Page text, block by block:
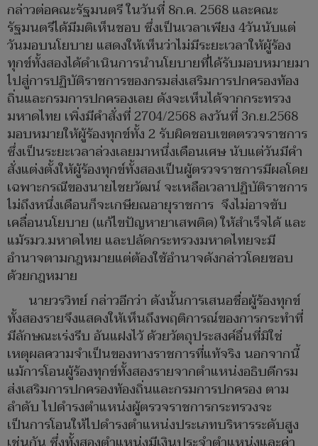
กล่าวต่อคณะรัฐมนตรี ในวันที่ 8ก.ค. 2568 และคณะ
รัฐมนตรีได้มีมติเห็นชอบ ซึ่งเป็นเวลาเพียง 4วันนับแต่
วันมอบนโยบาย แสดงให้เห็นว่าไม่มีระยะเวลาให้ผู้ร้อง
ทุกข์ทั้งสองได้ดำเนินการนำนโยบายที่ได้รับมอบหมายมา
ไปสู่การปฏิบัติราชการของกรมส่งเสริมการปกครองท้อง
ถิ่นและกรมการปกครองเลย ดังจะเห็นได้จากกระทรวง
มหาดไทย เพิ่งมีคำสั่งที่ 2704/2568 ลงวันที่ 3ก.ย.2568
มอบหมายให้ผู้ร้องทุกข์ทั้ง 2 รับผิดชอบเขตตรวจราชการ
ซึ่งเป็นระยะเวลาล่วงเลยมาหนึ่งเดือนเศษ นับแต่วันมีคำ
สั่งแต่งตั้งให้ผู้ร้องทุกข์ทั้งสองเป็นผู้ตรวจราชการมีผลโดย
เฉพาะกรณีของนายไชยวัฒน์ จะเหลือเวลาปฏิบัติราชการ
ไม่ถึงหนึ่งเดือนก็จะเกษียณอายุราชการ จึงไม่อาจขับ
เคลื่อนนโยบาย (แก้ไขปัญหายาเสพติด) ให้สำเร็จได้ และ
แม้รมว.มหาดไทย และปลัดกระทรวงมหาดไทยจะมี
อำนาจตามกฎหมายแต่ต้องใช้อำนาจดังกล่าวโดยชอบ
ด้วยกฎหมาย
นายวรวิทย์ กล่าวอีกว่า ดังนั้นการเสนอชื่อผู้ร้องทุกข์
ทั้งสองรายจึงแสดงให้เห็นถึงพฤติการณ์ของการกระทำที่
มีลักษณะเร่งรีบ อันแฝงไว้ ด้วยวัตถุประสงค์อื่นที่มิใช่
เหตุผลความจำเป็นของทางราชการที่แท้จริง นอกจากนี้
แม้การโอนผู้ร้องทุกข์ทั้งสองรายจากตำแหน่งอธิบดีกรม
ส่งเสริมการปกครองท้องถิ่นและกรมการปกครอง ตาม
ลำดับ ไปดำรงตำแหน่งผู้ตรวจราชการกระทรวงจะ
เป็นการโอนให้ไปดำรงตำแหน่งประเภทบริหารระดับสูง